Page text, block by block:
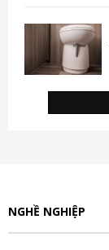
NGHỀ NGHIỆP